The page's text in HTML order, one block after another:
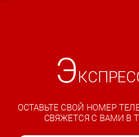
Э
ОСТАВЬТЕ СВОЙ НОМЕР
СВЯЖЕТСЯ С ВАМИ В